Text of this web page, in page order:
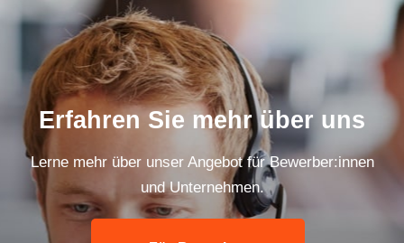
Erfahren Sie mehr über uns
Lerne mehr über unser Angebot für Bewerber:innen
und Unternehmen.